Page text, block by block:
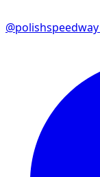
@polishspeedway